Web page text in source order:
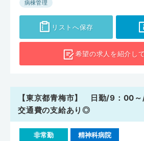
病棟管理
リストへ保存
希望の求人を紹介し
【東京都青梅市】 日勤/9：00
交通費の支給あり◎
非常勤 精神科病院